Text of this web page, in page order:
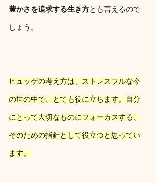
豊かさを追求する生き方とも言えるので
しょう。
ヒュッゲの考え方は、ストレスフルな今
の世の中で、とても役に立ちます。自分
にとって大切なものにフォーカスする、
そのための指針として役立つと思ってい
ます。